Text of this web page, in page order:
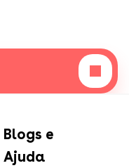
Blogs e
Ajuda